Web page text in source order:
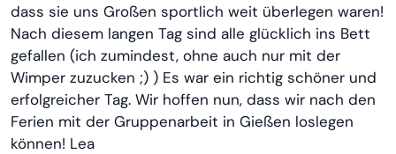
dass sie uns Großen sportlich weit überlegen waren!
Nach diesem langen Tag sind alle glücklich ins Bett
gefallen (ich zumindest, ohne auch nur mit der
Wimper zuzucken ;) ) Es war ein richtig schöner und
erfolgreicher Tag. Wir hoffen nun, dass wir nach den
Ferien mit der Gruppenarbeit in Gießen loslegen
können! Lea